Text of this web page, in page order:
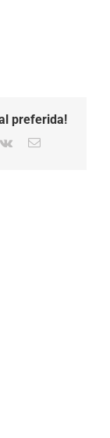
preferida!
Vk Email: